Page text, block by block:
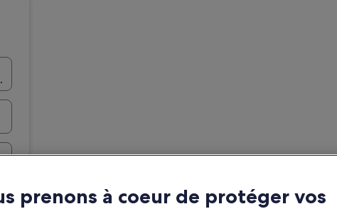
prenons à coeur de protéger vos